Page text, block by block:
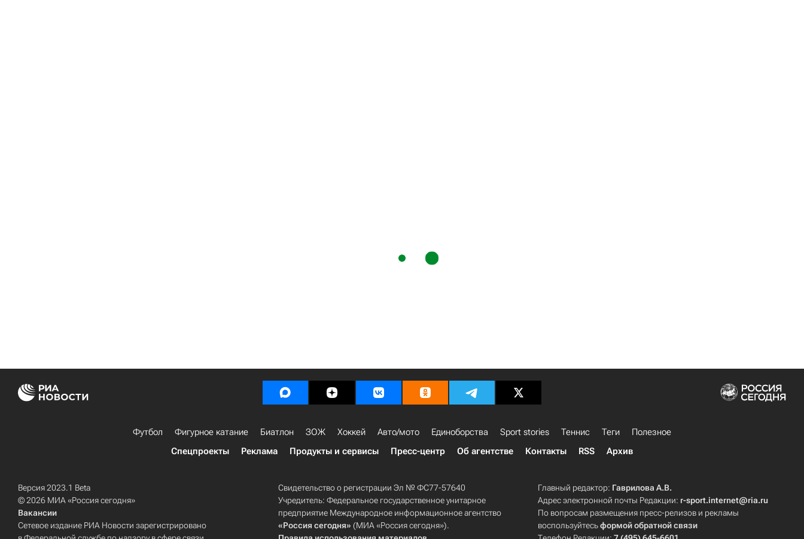
Футбол Фигурное катание Биатлон ЗОЖ Хоккей Авто/мото Единоборства Sport stories Теннис Теги
Полезное
Спецпроекты
Реклама Продукты и сервисы Пресс-центр Об агентстве Контакты RSS Архив
Версия 2023.1 Beta
© 2026 МИА «Россия сегодня»
Вакансии
Сетевое издание РИА Новости зарегистрировано
Свидетельство о регистрации Эл № ФС77-57640
Учредитель: Федеральное государственное унитарное
предприятие Международное информационное агентство
«Россия сегодня» (МИА «Россия сегодня»).
Главный редактор: Гаврилова А.В.
Адрес электронной почты Редакции: r-sport.internet@ria.ru
По вопросам размещения пресс-релизов и рекламы
воспользуйтесьформой обратной связи